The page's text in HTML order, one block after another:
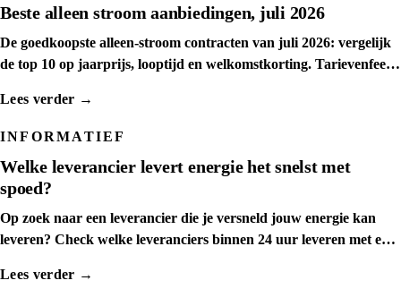
Beste alleen stroom aanbiedingen, juli 2026
De goedkoopste alleen-stroom contracten van juli 2026: vergelijk
de top 10 op jaarprijs, looptijd en welkomstkorting. Tarievenfeed
Lees verder →
INFORMATIEF
Welke leverancier levert energie het snelst met
spoed?
Op zoek naar een leverancier die je versneld jouw energie kan
leveren? Check welke leveranciers binnen 24 uur leveren met een
Lees verder →